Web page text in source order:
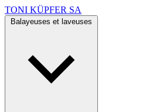
TONI KÜPFER SA